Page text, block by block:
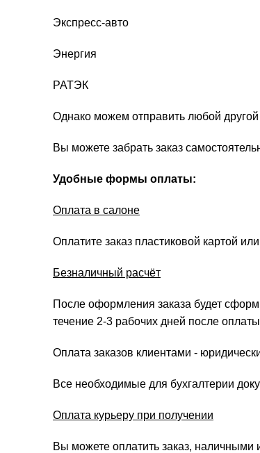
Экспресс-авто
Энергия
РАТЭК
Однако можем отправить любой
Вы можете забрать заказ
Удобные формы оплаты:
Оплата в салоне
Оплатите заказ пластиковой картой
Безналичный расчёт
После оформления заказа будет
течение 2-3 рабочих дней после оплаты
Оплата заказов клиентами -
Все необходимые для бухгалтерии
Оплата курьеру при получении
Вы можете оплатить заказ, наличными